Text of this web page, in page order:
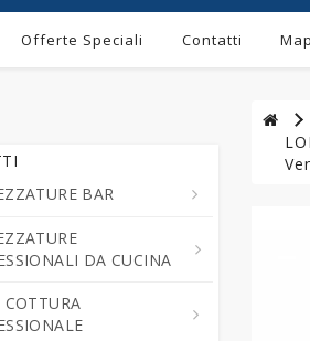
Offerte Speciali Contatti
BAR
ed Estrattori a
di Succo di Frutta e
- Erogatori di
DA CUCINA
da Cucina
COTTURA